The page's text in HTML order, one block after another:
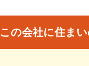
この会社に住ま